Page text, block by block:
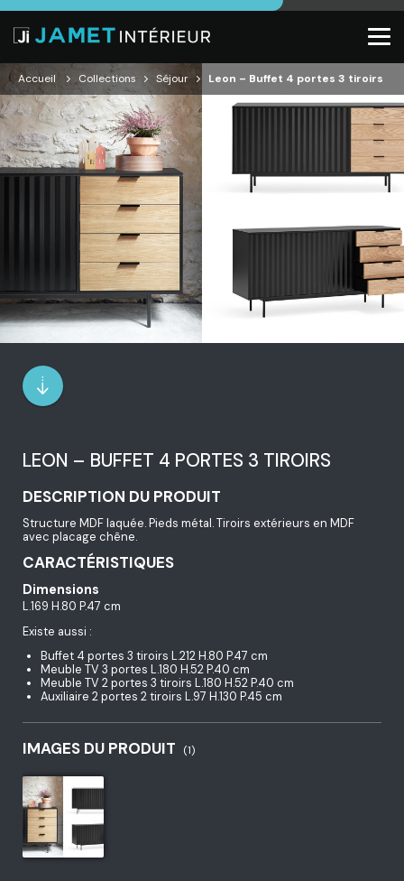
Accueil Collections Séjour Leon – Buffet 4 portes 3 tiroirs
LEON – BUFFET 4 PORTES 3 TIROIRS
DESCRIPTION DU PRODUIT
Structure MDF laquée. Pieds métal. Tiroirs extérieurs en MDF
avec placage chêne.
CARACTÉRISTIQUES
Dimensions
L.169 H.80 P.47 cm
Existe aussi :
Buffet 4 portes 3 tiroirs L.212 H.80 P.47 cm
Meuble TV 3 portes L.180 H.52 P.40 cm
Meuble TV 2 portes 3 tiroirs L.180 H.52 P.40 cm
Auxiliaire 2 portes 2 tiroirs L.97 H.130 P.45 cm
IMAGES DU PRODUIT (1)